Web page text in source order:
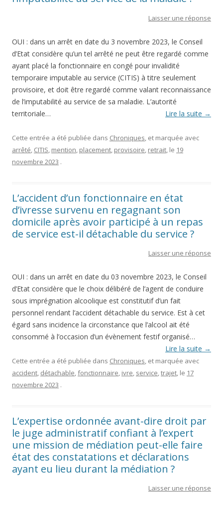
Laisser une réponse
OUI : dans un arrêt en date du 3 novembre 2023, le Conseil
d’Etat considère qu’un tel arrêté ne peut être regardé comme
ayant placé la fonctionnaire en congé pour invalidité
temporaire imputable au service (CITIS) à titre seulement
provisoire, et doit être regardé comme valant reconnaissance
de l’imputabilité au service de sa maladie. L’autorité
territoriale…
Lire la suite →
Cette entrée a été publiée dans Chroniques , et marquée avec
arrêté CITIS mention placement provisoire retrait , le 19
novembre 2023 .
L’accident d’un fonctionnaire en état
d’ivresse survenu en regagnant son
domicile après avoir participé à un repas
de service est-il détachable du service ?
Laisser une réponse
OUI : dans un arrêt en date du 03 novembre 2023, le Conseil
d’Etat considère que le choix délibéré de l’agent de conduire
sous imprégnation alcoolique est constitutif d’un fait
personnel rendant l’accident détachable du service. Est à cet
égard sans incidence la circonstance que l’alcool ait été
consommé à l’occasion d’un évènement festif organisé…
Lire la suite →
Cette entrée a été publiée dans Chroniques, et marquée avec
accident, détachable,fonctionnaire, ivre, service,trajet, le 17
novembre 2023 .
L’expertise ordonnée avant-dire droit par
le juge administratif confiant à l’expert
une mission de médiation peut-elle faire
état des constatations et déclarations
ayant eu lieu durant la médiation ?
Laisser une réponse